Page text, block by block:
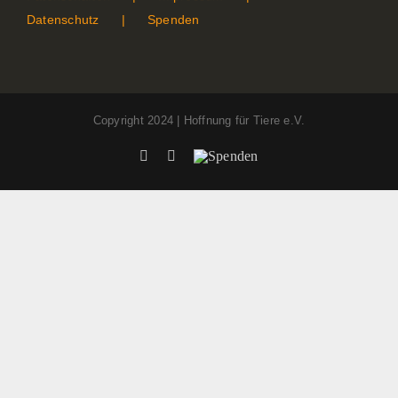
Datenschutz
Spenden
Copyright 2024 | Hoffnung für Tiere e.V.
FacebookInstagram
Spenden